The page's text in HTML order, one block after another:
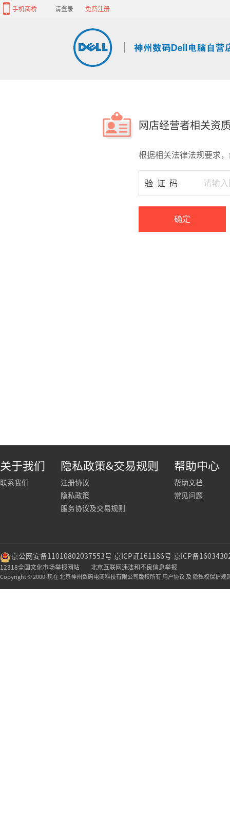
手机商桥 请登录 免费注册
网店经营者相关资
根据相关法律法规要求
验证码
确定
关于我们
联系我们
隐私政策&交易规则
注册协议
隐私政策
服务协议及交易规则
帮助中心
帮助文档
常见问题
京公网安备11010802037553号 京ICP证161186号 京ICP备
12318全国文化市场举报网站 北京互联网违法和不良信息举报
Copyright © 2000-现在 北京神州数码电商科技有限公司版权所有 用户协议 及 隐私权保护规